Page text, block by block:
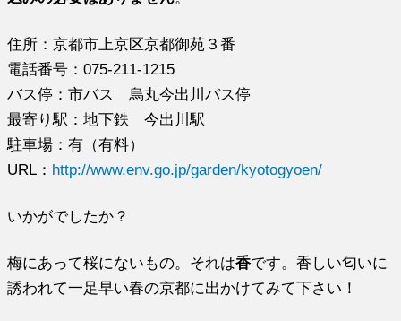
住所：京都市上京区京都御苑３番
電話番号：075-211-1215
バス停：市バス 烏丸今出川バス停
最寄り駅：地下鉄 今出川駅
駐車場：有（有料）
URL： http://www.env.go.jp/garden/kyotogyoen/
いかがでしたか？
梅にあって桜にないもの。それは香です。香しい匂いに
誘われて一足早い春の京都に出かけてみて下さい！